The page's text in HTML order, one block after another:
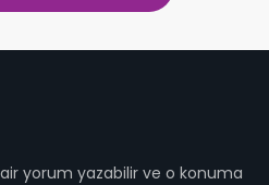
yorum yazabilir ve o konuma